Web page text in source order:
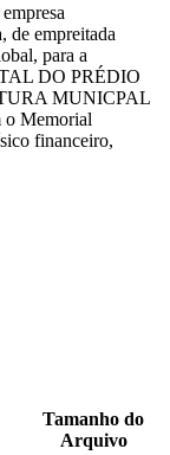
de empreitada
para a
DO PRÉDIO
MUNICPAL
Memorial
financeiro,
Tamanho do
Arquivo